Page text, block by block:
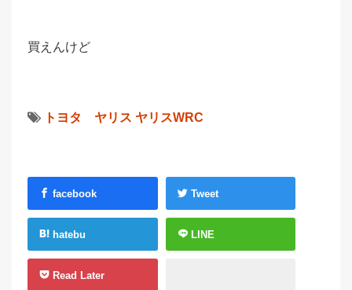
買えんけど
トヨタ ヤリス ヤリスWRC
facebook Tweet
hatebu LINE
Read Later